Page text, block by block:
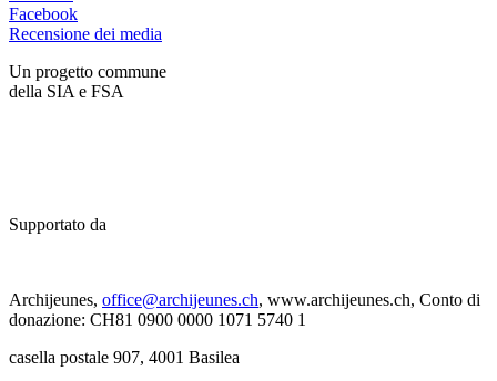
Facebook
Recensione dei media
Un progetto commune
della SIA e FSA
Supportato da
Archijeunes, office@archijeunes.ch, www.archijeunes.ch, Conto di
donazione: CH81 0900 0000 1071 5740 1
casella postale 907, 4001 Basilea